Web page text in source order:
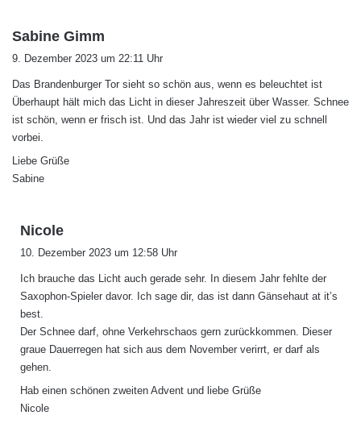
Sabine Gimm
t
:
9. Dezember 2023 um 22:11 Uhr
Das Brandenburger Tor sieht so schön aus, wenn es beleuchtet ist
Überhaupt hält mich das Licht in dieser Jahreszeit über Wasser. Schnee
ist schön, wenn er frisch ist. Und das Jahr ist wieder viel zu schnell
vorbei.
Liebe Grüße
Sabine
Nicole
t
:
10. Dezember 2023 um 12:58 Uhr
Ich brauche das Licht auch gerade sehr. In diesem Jahr fehlte der
Saxophon-Spieler davor. Ich sage dir, das ist dann Gänsehaut at it’s
best.
Der Schnee darf, ohne Verkehrschaos gern zurückkommen. Dieser
graue Dauerregen hat sich aus dem November verirrt, er darf als
gehen.
Hab einen schönen zweiten Advent und liebe Grüße
Nicole